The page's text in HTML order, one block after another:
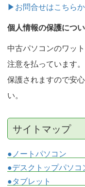
▶お問合せはこちら
個人情報の保護につ
中古パソコンのワッ
注意を払っています
保護されますので安
い。
サイトマップ
●ノートパソコン
●デスクトップパソコ
●タブレット